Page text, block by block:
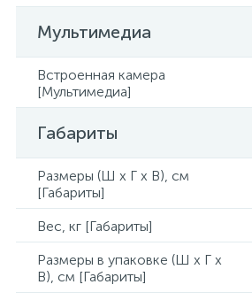
Мультимедиа
Встроенная камера
[Мультимедиа]
Габариты
Размеры (Ш x Г x В), см
[Габариты]
Вес, кг [Габариты]
Размеры в упаковке (Ш x Г x
В), см [Габариты]